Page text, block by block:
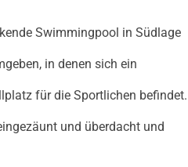
Swimmingpool in Südlage
in denen sich ein
für die Sportlichen befindet.
und überdacht und